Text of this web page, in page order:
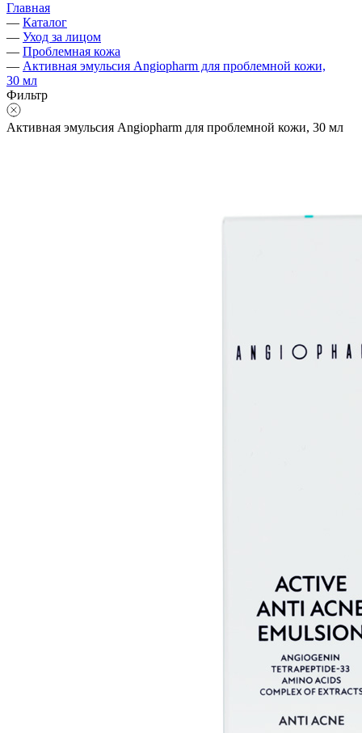
Главная
— Каталог
— Уход за лицом
— Проблемная кожа
— Активная эмульсия Angiopharm для проблемной кожи,
30 мл
Фильтр
Активная эмульсия Angiopharm для проблемной кожи, 30 мл